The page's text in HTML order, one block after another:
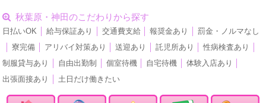
秋葉原・神田のこだわりから探す
日払いOK 給与保証あり 交通費支給 報奨金あり
罰金・ノルマなし
寮完備 アリバイ対策あり 送迎あり 託児所あり 性病検査あり
制服貸与あり
自由出勤制 個室待機 自宅待機 体験入店あり
出張面接あり
土日だけ働きたい